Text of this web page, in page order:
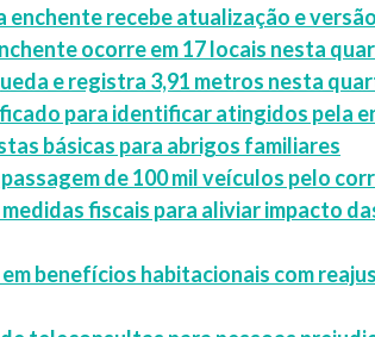
recebe atualização e
ocorre em 17 locais nesta
e registra 3,91 metros nesta
para identificar atingidos pela
básicas para abrigos familiares
de 100 mil veículos pelo
fiscais para aliviar impacto
benefícios habitacionais com